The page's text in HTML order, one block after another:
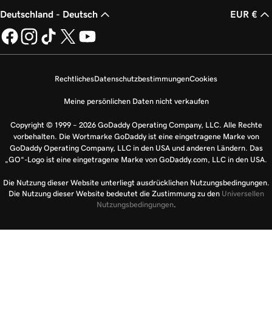
Deutschland - Deutsch EUR €
RechtlichesDatenschutzbestimmungenCookies
Meine persönlichen Daten nicht verkaufen
Copyright © 1999 – 2026 GoDaddy Operating Company, LLC. Alle Rechte
vorbehalten. Die Wortmarke GoDaddy ist eine eingetragene Marke von
GoDaddy Operating Company, LLC in den USA und anderen Ländern. Das
„GO“-Logo ist eine eingetragene Marke von GoDaddy.com, LLC in den USA.
Die Nutzung dieser Website unterliegt ausdrücklichen Nutzungsbedingungen.
Die Nutzung dieser Website bedeutet die Zustimmung zu den Universellen
Nutzungsbedingungen.